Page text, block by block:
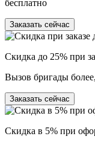
бесплатно
Заказать сейчас
Скидка до 25% при
Вызов бригады
Заказать сейчас
Скидка в 5% при